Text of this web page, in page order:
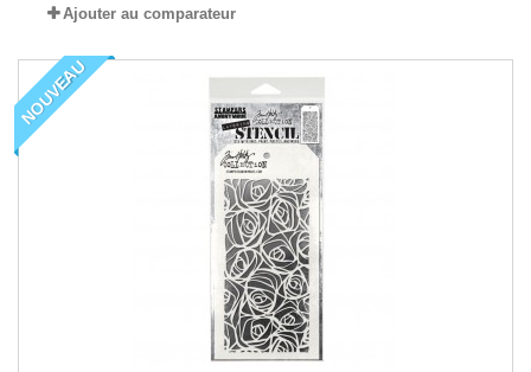
Ajouter au comparateur
NOUVEAU